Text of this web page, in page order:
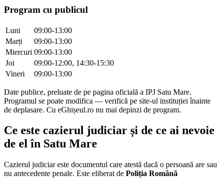
Program cu publicul
Luni
09:00-13:00
Marți
09:00-13:00
Miercuri 09:00-13:00
Joi
09:00-12:00, 14:30-15:30
Vineri
09:00-13:00
Date publice, preluate de pe pagina oficială a IPJ Satu Mare.
Programul se poate modifica — verifică pe site-ul instituției înainte
de deplasare. Cu eGhișeul.ro nu mai depinzi de program.
Ce este cazierul judiciar și de ce ai nevoie
de el în Satu Mare
Cazierul judiciar este documentul care atestă dacă o persoană are sau
nu antecedente penale. Este eliberat de Poliția Română